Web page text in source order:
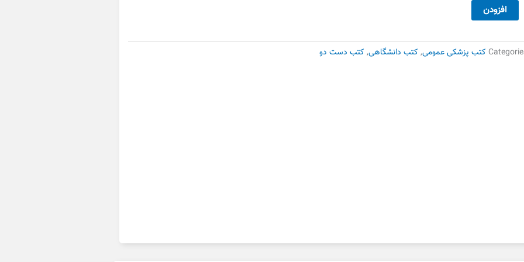
اندیشه
اسلامی۱
افزودن
کتب پزشکی عمومی, کتب دانشگاهی, کتب دست دو